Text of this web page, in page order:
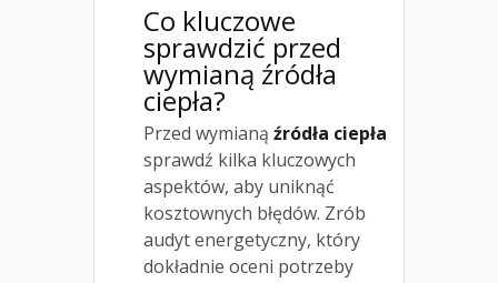
Co kluczowe
sprawdzić przed
wymianą źródła
ciepła?
Przed wymianą źródła ciepła
sprawdź kilka kluczowych
aspektów, aby uniknąć
kosztownych błędów. Zrób
audyt energetyczny, który
dokładnie oceni potrzeby